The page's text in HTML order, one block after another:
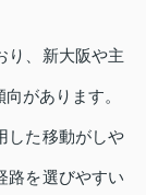
り、新大阪や主
があります。
した移動がしや
路を選びやすい